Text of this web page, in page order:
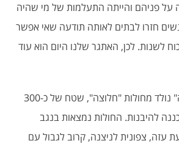
פניהם והייתה התעלמות של מי שהיה
חזרו לבתים לאותה תודעה שאי אפשר
לשנות. לכן, האתגר שלנו היום הוא עוד
שמה של העיר "חלוצה" נולד מחולות "חלוצה", שטח של כ-300
להיבנות. החולות נמצאות בנגב
עזה, צפונית לניצנה, קרוב לגבול עם